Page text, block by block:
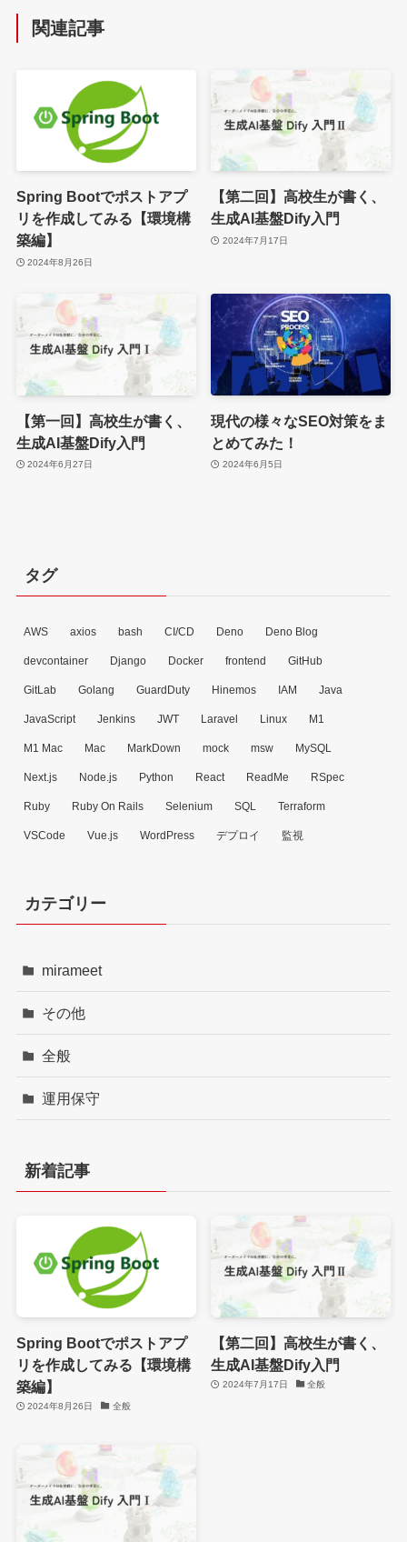
関連記事
Spring Bootでポストアプ
リを作成してみる【環境構
築編】
2024年8月26日
【第二回】高校生が書く、
生成AI基盤Dify入門
2024年7月17日
【第一回】高校生が書く、
生成AI基盤Dify入門
2024年6月27日
現代の様々なSEO対策をま
とめてみた！
2024年6月5日
タグ
AWS axios bash CI/CD Deno Deno Blog
devcontainer Django Docker frontend GitHub
GitLab Golang GuardDuty Hinemos IAM Java
JavaScript Jenkins JWT Laravel Linux M1
M1 Mac Mac MarkDown mock msw MySQL
Next.js Node.js Python React ReadMe RSpec
Ruby Ruby On Rails Selenium SQL Terraform
VSCode Vue.js WordPress デプロイ 監視
カテゴリー
mirameet
その他
全般
運用保守
新着記事
Spring Bootでポストアプ
リを作成してみる【環境構
築編】
2024年8月26日 全般
【第二回】高校生が書く、
生成AI基盤Dify入門
2024年7月17日 全般